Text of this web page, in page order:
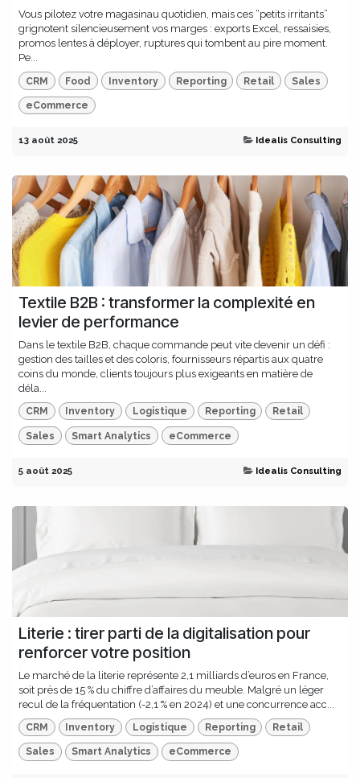
Vous pilotez votre magasinau quotidien, mais ces “petits irritants”
grignotent silencieusement vos marges : exports Excel, ressaisies,
promos lentes à déployer, ruptures qui tombent au pire moment.
Pe...
CRM Food Inventory Reporting Retail Sales
eCommerce
13 août 2025 Idealis Consulting
Textile B2B : transformer la complexité en
levier de performance
Dans le textile B2B, chaque commande peut vite devenir un défi :
gestion des tailles et des coloris, fournisseurs répartis aux quatre
coins du monde, clients toujours plus exigeants en matière de
déla...
CRM Inventory Logistique Reporting Retail
Sales Smart Analytics eCommerce
5 août 2025 Idealis Consulting
Literie : tirer parti de la digitalisation pour
renforcer votre position
Le marché de la literie représente 2,1 milliards d’euros en France,
soit près de 15 % du chiffre d’affaires du meuble. Malgré un léger
recul de la fréquentation (-2,1 % en 2024) et une concurrence acc...
CRM Inventory Logistique Reporting Retail
Sales Smart Analytics eCommerce